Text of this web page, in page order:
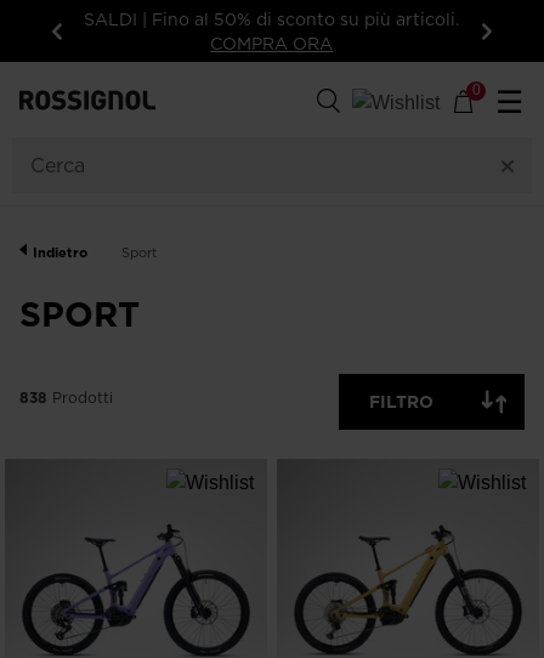
Indietro
articoli.
15% di sconto sul tuo primo ordine: iscriviti
alla newsletter!
Avanti
0 ☰
Indietro Sport
SPORT
OFF
CANCELLA APPLICA
838 Prodotti FILTRO